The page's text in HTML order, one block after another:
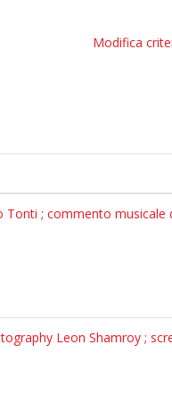
Modifica
; commento musicale
Leon Shamroy ;